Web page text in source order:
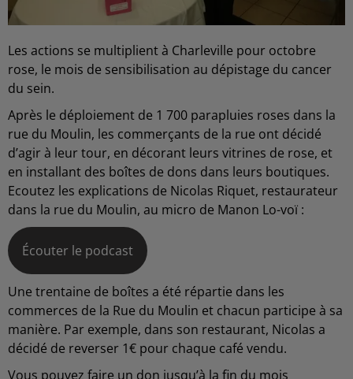
Les actions se multiplient à Charleville pour octobre
rose, le mois de sensibilisation au dépistage du cancer
du sein.
Après le déploiement de 1 700 parapluies roses dans la
rue du Moulin, les commerçants de la rue ont décidé
d’agir à leur tour, en décorant leurs vitrines de rose, et
en installant des boîtes de dons dans leurs boutiques.
Ecoutez les explications de Nicolas Riquet, restaurateur
dans la rue du Moulin, au micro de Manon Lo-voï :
Écouter le podcast
Une trentaine de boîtes a été répartie dans les
commerces de la Rue du Moulin et chacun participe à sa
manière. Par exemple, dans son restaurant, Nicolas a
décidé de reverser 1€ pour chaque café vendu.
Vous pouvez faire un don jusqu’à la fin du mois